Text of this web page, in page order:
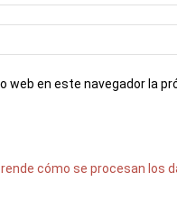
en este navegador la
cómo se procesan los